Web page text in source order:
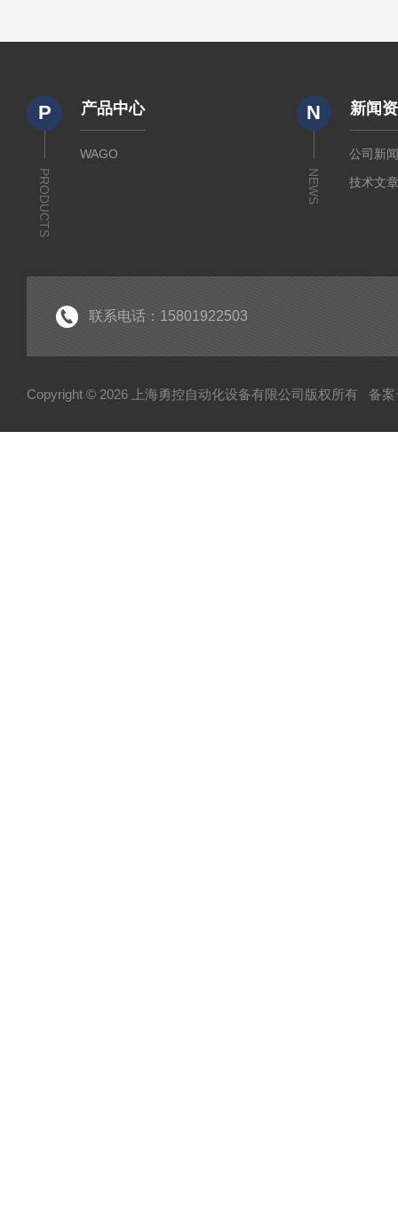
P
PRODUCTS
产品中心
WAGO
N
NEWS
新闻
公司新
技术文
联系电话：15801922503
Copyright © 2026 上海勇控自动化设备有限公司版权所有 备案